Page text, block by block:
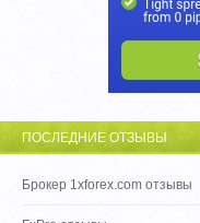
ПОСЛЕДНИЕ ОТЗЫВЫ
Брокер 1xforex.com отзывы